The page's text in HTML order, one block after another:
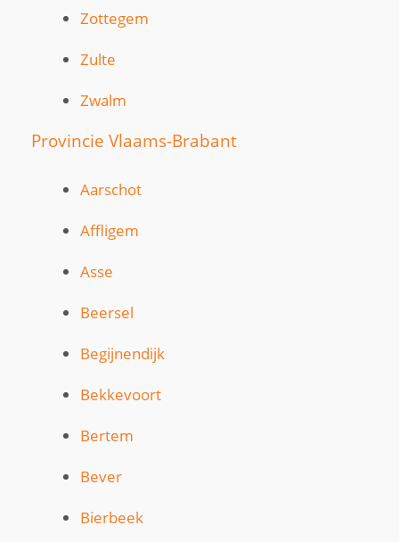
Zottegem
Zulte
Zwalm
Provincie Vlaams-Brabant
Aarschot
Affligem
Asse
Beersel
Begijnendijk
Bekkevoort
Bertem
Bever
Bierbeek